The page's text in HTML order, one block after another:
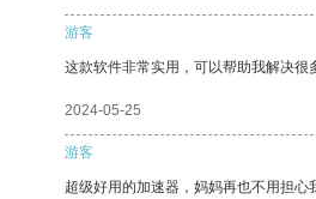
游客
这款软件非常实用，可以帮助我解决很
2024-05-25
游客
超级好用的加速器，妈妈再也不用担心